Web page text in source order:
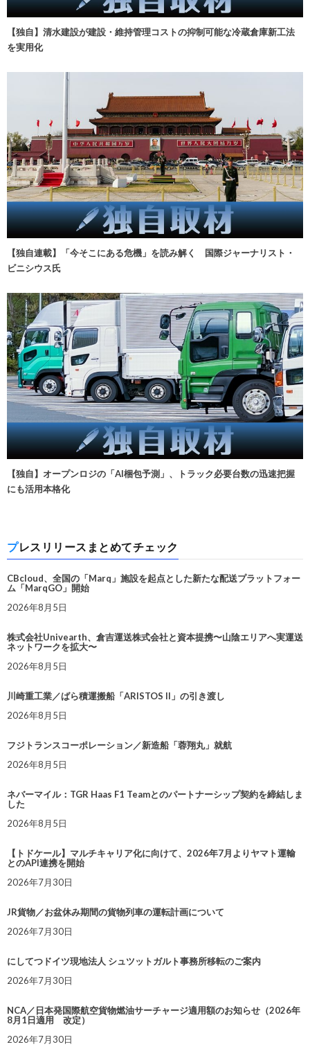
【独自】清水建設が建設・維持管理コストの抑制可能な冷蔵倉庫新工法
を実用化
【独自連載】「今そこにある危機」を読み解く 国際ジャーナリスト・
ビニシウス氏
【独自】オープンロジの「AI梱包予測」、トラック必要台数の迅速把握
にも活用本格化
プレスリリースまとめてチェック
CBcloud、全国の「Marq」施設を起点とした新たな配送プラットフォー
ム「MarqGO」開始
2026年8月5日
株式会社Univearth、倉吉運送株式会社と資本提携〜山陰エリアへ実運送
ネットワークを拡大〜
2026年8月5日
川崎重工業／ばら積運搬船「ARISTOS II」の引き渡し
2026年8月5日
フジトランスコーポレーション／新造船「蓉翔丸」就航
2026年8月5日
ネバーマイル：TGR Haas F1 Teamとのパートナーシップ契約を締結しま
した
2026年8月5日
【トドケール】マルチキャリア化に向けて、2026年7月よりヤマト運輸
とのAPI連携を開始
2026年7月30日
JR貨物／お盆休み期間の貨物列車の運転計画について
2026年7月30日
にしてつドイツ現地法人 シュツットガルト事務所移転のご案内
2026年7月30日
NCA／日本発国際航空貨物燃油サーチャージ適用額のお知らせ（2026年
8月1日適用 改定）
2026年7月30日